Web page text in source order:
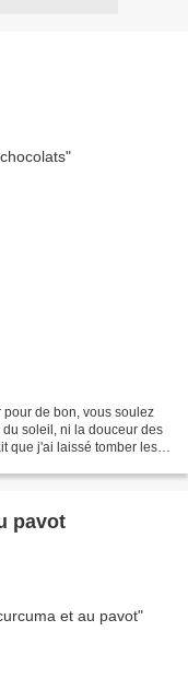
pour de bon, vous soulez
soleil, ni la douceur des
que j'ai laissé tomber les
pavot